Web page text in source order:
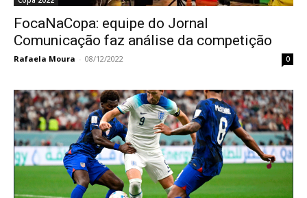
FocaNaCopa: equipe do Jornal
Comunicação faz análise da competição
Rafaela Moura - 08/12/2022 0